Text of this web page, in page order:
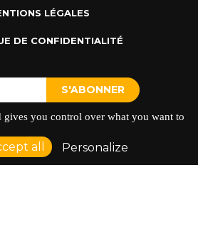
LÉGALES
DE CONFIDENTIALITÉ
DU SERGENT MAGINOT 35000
RENNES
gives you control over what you want to
all Personalize